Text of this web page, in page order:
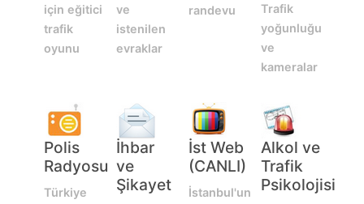
için eğitici
trafik
oyunu
ve
istenilen
evraklar
randevu
Trafik
yoğunluğu
ve
kameralar
Polis
Radyosu
Türkiye
İhbar
ve
Şikayet
İst Web
(CANLI)
İstanbul'un
Alkol ve
Trafik
Psikolojisi